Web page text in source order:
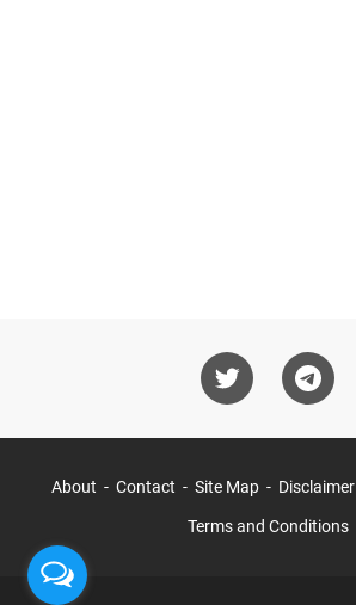
About Contact Site Map Disclaimer
Terms and Conditions